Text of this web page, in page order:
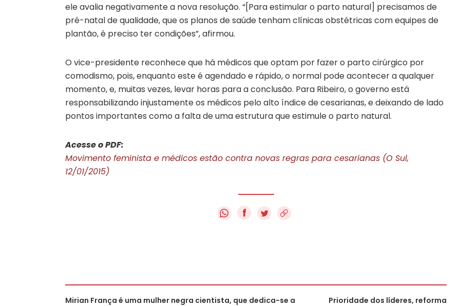
ele avalia negativamente a nova resolução. “[Para estimular o parto natural] precisamos de
pré-natal de qualidade, que os planos de saúde tenham clínicas obstétricas com equipes de
plantão, é preciso ter condições”, afirmou.
O vice-presidente reconhece que há médicos que optam por fazer o parto cirúrgico por
comodismo, pois, enquanto este é agendado e rápido, o normal pode acontecer a qualquer
momento, e, muitas vezes, levar horas para a conclusão. Para Ribeiro, o governo está
responsabilizando injustamente os médicos pelo alto índice de cesarianas, e deixando de lado
pontos importantes como a falta de uma estrutura que estimule o parto natural.
Acesse o PDF:
Movimento feminista e médicos estão contra novas regras para cesarianas (O Sul,
12/01/2015)
f
Mirian França é uma mulher negra cientista, que dedica-se a
Prioridade dos líderes, reforma